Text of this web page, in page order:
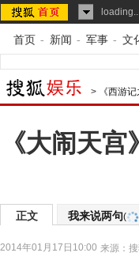
首页 - 新闻 - 军事 - 文
> 《西游
《大闹天
正文 我来说两句(
2014年01月17日10:00 来源：